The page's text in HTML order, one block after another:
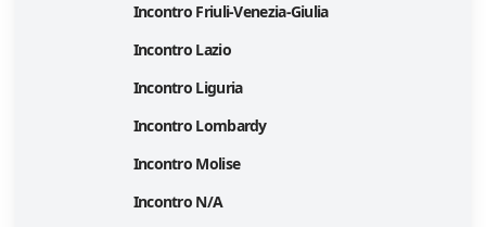
Incontro Friuli-Venezia-Giulia
Incontro Lazio
Incontro Liguria
Incontro Lombardy
Incontro Molise
Incontro N/A